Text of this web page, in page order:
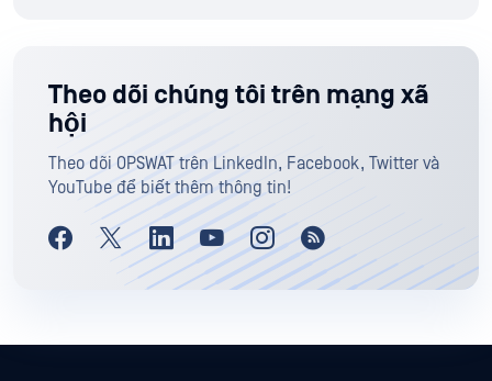
Theo dõi chúng tôi trên mạng xã
hội
Theo dõi OPSWAT trên LinkedIn, Facebook, Twitter và
YouTube để biết thêm thông tin!